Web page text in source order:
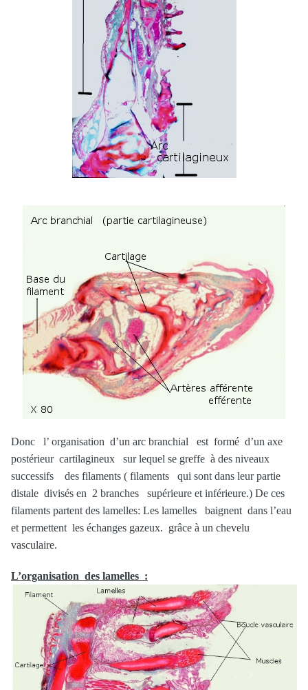
Donc l’ organisation d’un arc branchial est formé d’un axe
postérieur cartilagineux sur lequel se greffe à des niveaux
successifs des filaments ( filaments qui sont dans leur partie
distale divisés en 2 branches supérieure et inférieure.) De ces
filaments partent des lamelles: Les lamelles baignent dans l’eau
et permettent les échanges gazeux. grâce à un chevelu
vasculaire.
L’organisation des lamelles :